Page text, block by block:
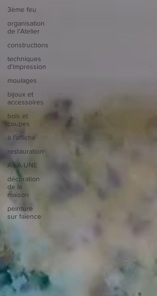
3ème feu
organisation
de l'Atelier
constructions
techniques
d'impression
moulages
bijoux et
accessoires
bols et
coupes
à l'affiche
restauration
A LA UNE
décoration
de la
maison
peinture
sur faïence